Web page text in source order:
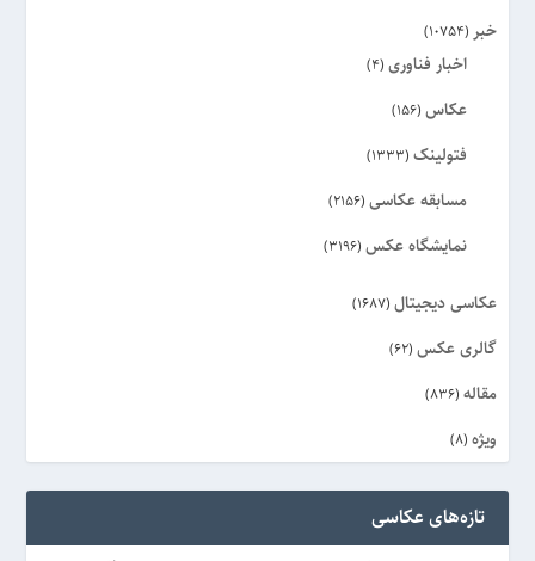
خبر (10754)
اخبار فناوری (4)
عکاس (156)
فتولینک (1333)
مسابقه عکاسی (2156)
نمایشگاه عکس (3196)
عکاسی دیجیتال (1687)
گالری عکس (62)
مقاله (836)
ویژه (8)
تازه‌های عکاسی